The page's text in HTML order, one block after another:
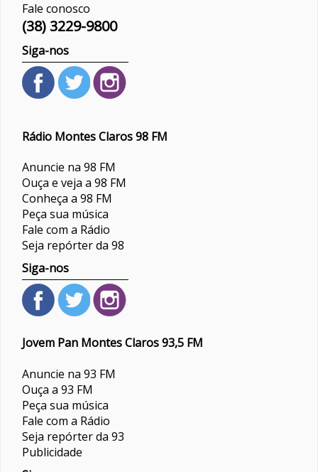
Fale conosco
(38) 3229-9800
Siga-nos
Rádio Montes Claros 98 FM
Anuncie na 98 FM
Ouça e veja a 98 FM
Conheça a 98 FM
Peça sua música
Fale com a Rádio
Seja repórter da 98
Siga-nos
Jovem Pan Montes Claros 93,5 FM
Anuncie na 93 FM
Ouça a 93 FM
Peça sua música
Fale com a Rádio
Seja repórter da 93
Publicidade